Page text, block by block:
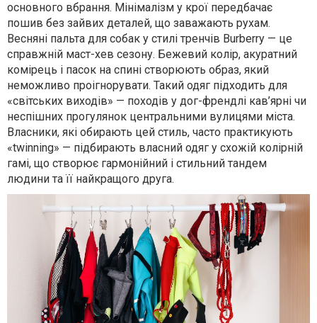
основного вбрання. Мінімалізм у крої передбачає
пошив без зайвих деталей, що заважають рухам.
Весняні пальта для собак у стилі тренчів Burberry — це
справжній маст-хев сезону. Бежевий колір, акуратний
комірець і пасок на спині створюють образ, який
неможливо проігнорувати. Такий одяг підходить для
«світських виходів» — походів у дог-френдлі кав’ярні чи
неспішних прогулянок центральними вулицями міста.
Власники, які обирають цей стиль, часто практикують
«twinning» — підбирають власний одяг у схожій колірній
гамі, що створює гармонійний і стильний тандем
людини та її найкращого друга.